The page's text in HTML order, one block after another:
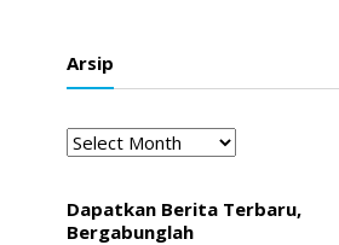
Arsip
Arsip
Dapatkan Berita Terbaru,
Bergabunglah